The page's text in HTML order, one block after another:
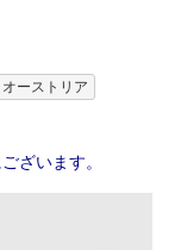
オーストリア
ざいます。